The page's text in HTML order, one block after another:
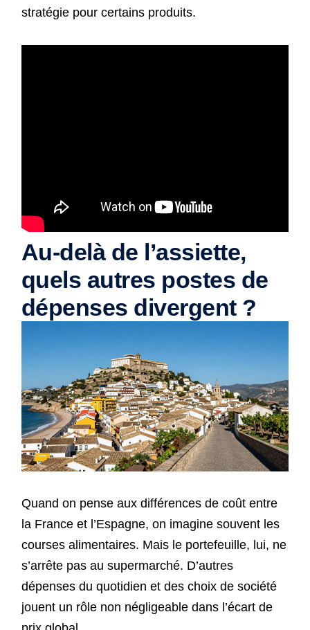
stratégie pour certains produits.
Au-delà de l’assiette,
quels autres postes de
dépenses divergent ?
Quand on pense aux différences de coût entre
la France et l’Espagne, on imagine souvent les
courses alimentaires. Mais le portefeuille, lui, ne
s’arrête pas au supermarché. D’autres
dépenses du quotidien et des choix de société
jouent un rôle non négligeable dans l’écart de